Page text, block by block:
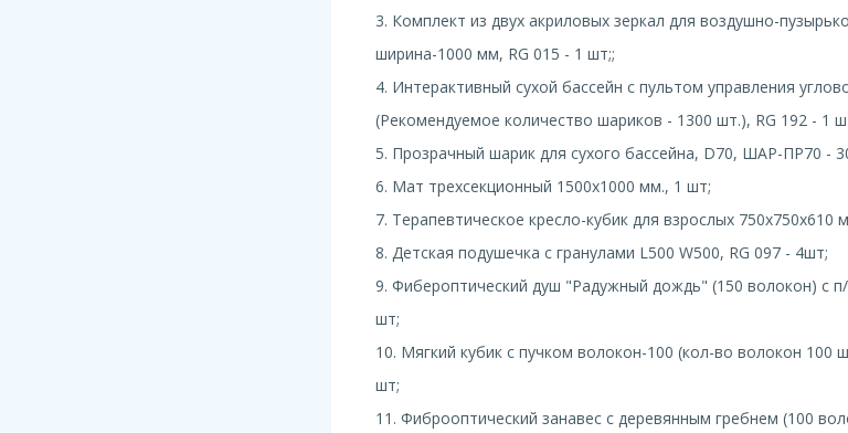
3. Комплект из двух акриловых зеркал для воздушно-
ширина-1000 мм, RG 015 - 1 шт;;
4. Интерактивный сухой бассейн с пультом управления
(Рекомендуемое количество шариков - 1300 шт.), RG 192 - 1
5. Прозрачный шарик для сухого бассейна, D70, ШАР-ПР70 -
6. Мат трехсекционный 1500х1000 мм., 1 шт;
7. Терапевтическое кресло-кубик для взрослых 750х750х610
8. Детская подушечка с гранулами L500 W500, RG 097 - 4шт;
9. Фибероптический душ "Радужный дождь" (150 волокон) с п/
шт;
10. Мягкий кубик с пучком волокон-100 (кол-во волокон 100
шт;
11. Фиброоптический занавес с деревянным гребнем (100